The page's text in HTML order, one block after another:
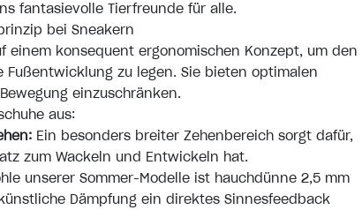
fantasievolle Tierfreunde für alle.
bei Sneakern
einem konsequent ergonomischen Konzept, um den
Fußentwicklung zu legen. Sie bieten optimalen
einzuschränken.
aus:
Ein besonders breiter Zehenbereich sorgt dafür,
zum Wackeln und Entwickeln hat.
unserer Sommer-Modelle ist hauchdünne 2,5 mm
Dämpfung ein direktes Sinnesfeedback